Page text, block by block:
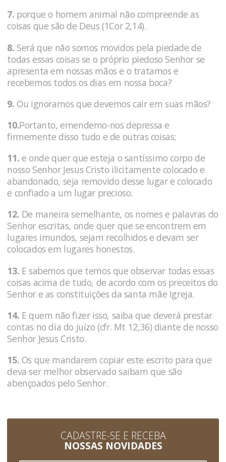
7. porque o homem animal não compreende as
coisas que são de Deus (1Cor 2,14).
8. Será que não somos movidos pela piedade de
todas essas coisas se o próprio piedoso Senhor se
apresenta em nossas mãos e o tratamos e
recebemos todos os dias em nossa boca?
9. Ou ignoramos que devemos cair em suas mãos?
10.Portanto, emendemo-nos depressa e
firmemente disso tudo e de outras coisas;
11. e onde quer que esteja o santíssimo corpo de
nosso Senhor Jesus Cristo ilicitamente colocado e
abandonado, seja removido desse lugar e colocado
e confiado a um lugar precioso.
12. De maneira semelhante, os nomes e palavras do
Senhor escritas, onde quer que se encontrem em
lugares imundos, sejam recolhidos e devam ser
colocados em lugares honestos.
13. E sabemos que temos que observar todas essas
coisas acima de tudo, de acordo com os preceitos do
Senhor e as constituições da santa mãe Igreja.
14. E quem não fizer isso, saiba que deverá prestar
contas no dia do juízo (cfr. Mt 12,36) diante de nosso
Senhor Jesus Cristo.
15. Os que mandarem copiar este escrito para que
deva ser melhor observado saibam que são
abençoados pelo Senhor.
CADASTRE-SE E RECEBA
NOSSAS NOVIDADES